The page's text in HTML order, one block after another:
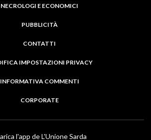
NECROLOGI E ECONOMICI
PUBBLICITÀ
CONTATTI
IMPOSTAZIONI PRIVACY
INFORMATIVA COMMENTI
CORPORATE
l'app de L'Unione Sarda